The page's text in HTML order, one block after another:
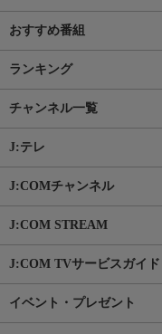
おすすめ番組
ランキング
チャンネル一覧
J:テレ
J:COMチャンネル
J:COM STREAM
J:COM TVサービスガイド
イベント・プレゼント